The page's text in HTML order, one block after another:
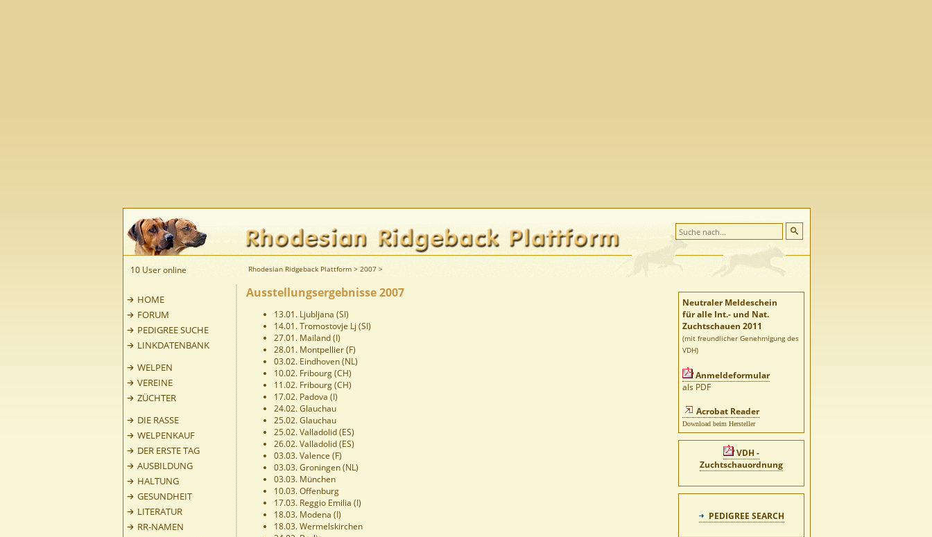
10 User online Rhodesian Ridgeback Plattform > 2007 >
HOME
FORUM
PEDIGREE SUCHE
LINKDATENBANK
WELPEN
VEREINE
ZÜCHTER
DIE RASSE
WELPENKAUF
DER ERSTE TAG
AUSBILDUNG
HALTUNG
GESUNDHEIT
LITERATUR
RR-NAMEN
Neutraler Meldeschein
für alle Int.- und Nat.
Zuchtschauen 2011
(mit freundlicher Genehmigung des
VDH)
Anmeldeformular
als PDF
Acrobat Reader
Download beim Hersteller
VDH -
Zuchtschauordnung
PEDIGREE SEARCH
Ausstellungsergebnisse 2007
13.01. Ljubljana (SI)
14.01. Tromostovje Lj (SI)
27.01. Mailand (I)
28.01. Montpellier (F)
03.02. Eindhoven (NL)
10.02. Fribourg (CH)
11.02. Fribourg (CH)
17.02. Padova (I)
24.02. Glauchau
25.02. Glauchau
25.02. Valladolid (ES)
26.02. Valladolid (ES)
03.03. Valence (F)
03.03. Groningen (NL)
03.03. München
10.03. Offenburg
17.03. Reggio Emilia (I)
18.03. Modena (I)
18.03. Wermelskirchen